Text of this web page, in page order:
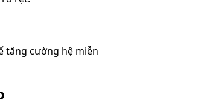
tăng cường hệ miễn